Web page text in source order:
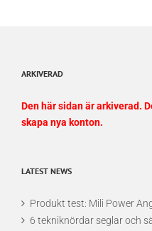
ARKIVERAD
Den här sidan är arkiverad.
skapa nya konton.
LATEST NEWS
Produkt test: Mili Power
6 tekniknördar seglar och